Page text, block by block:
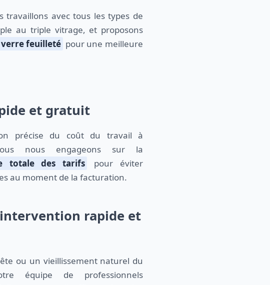
travaillons avec tous les types de
au triple vitrage, et proposons
verre feuilleté pour une meilleure
et gratuit
précise du coût du travail à
nous engageons sur la
totale des tarifs
pour éviter
au moment de la facturation.
rapide et
ou un vieillissement naturel du
équipe de professionnels